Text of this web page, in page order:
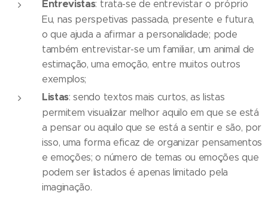
Entrevistas: trata-se de entrevistar o próprio
Eu, nas perspetivas passada, presente e futura,
o que ajuda a afirmar a personalidade; pode
também entrevistar-se um familiar, um animal de
estimação, uma emoção, entre muitos outros
exemplos;
Listas: sendo textos mais curtos, as listas
permitem visualizar melhor aquilo em que se está
a pensar ou aquilo que se está a sentir e são, por
isso, uma forma eficaz de organizar pensamentos
e emoções; o número de temas ou emoções que
podem ser listados é apenas limitado pela
imaginação.